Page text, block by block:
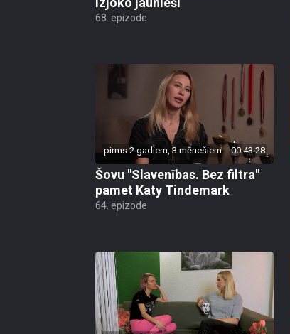
68. epizode
pirms 2 gadiem, 3 mēnešiem 00:43:28
Šovu "Slavenības. Bez filtra"
pamet Katy Tindemark
64. epizode
pirms 2 gadiem, 3 mēnešiem 00:43:08